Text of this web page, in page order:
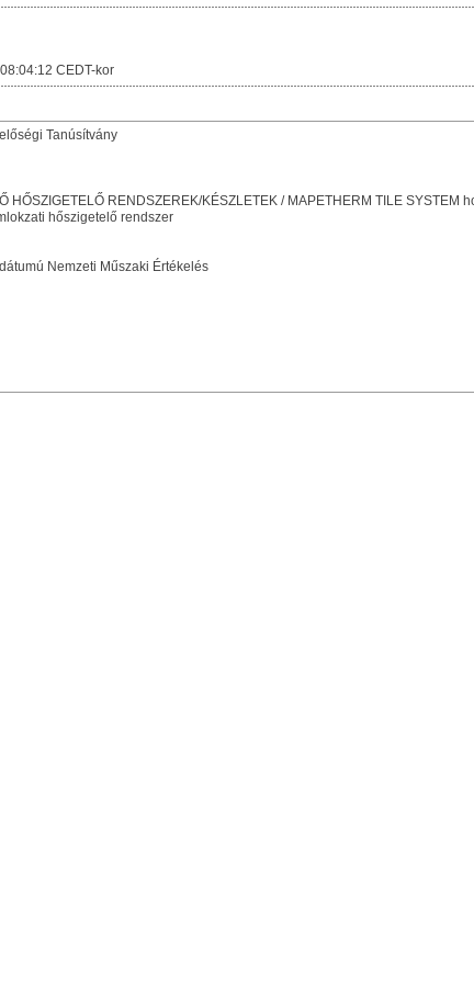
CEDT-kor
Tanúsítvány
HŐSZIGETELŐ RENDSZEREK/KÉSZLETEK / MAPETHERM TILE SYSTEM
hőszigetelő rendszer
Nemzeti Műszaki Értékelés